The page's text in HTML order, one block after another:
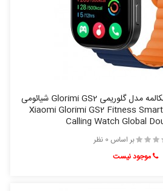
ساعت هوشمند با قابلیت مکالمه مدل گلوریمی Glorimi GS2 شیائومی
نسخه دو بند و گلوبال - Xiaomi Glorimi GS2 Fitness Smart
Calling Watch Global
بر اساس 0 نظر
موجود نیست